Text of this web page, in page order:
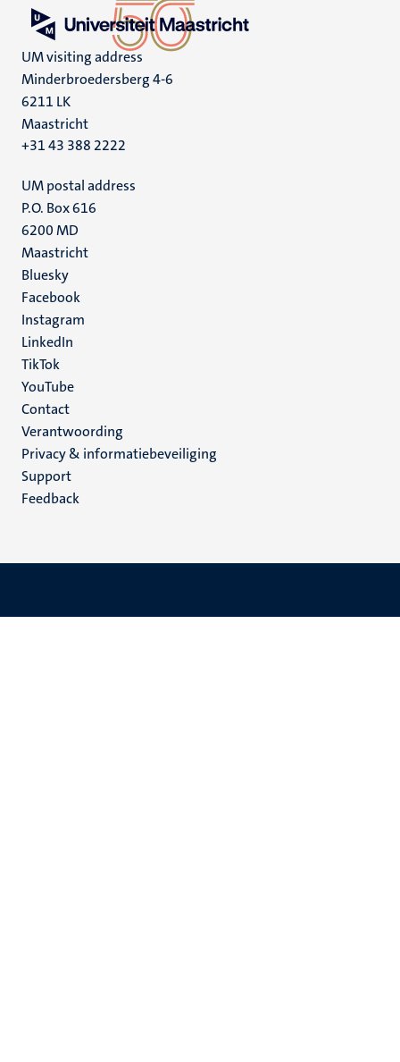
UM visiting address
Minderbroedersberg 4-6
6211 LK
Maastricht
+31 43 388 2222
UM postal address
P.O. Box 616
6200 MD
Maastricht
Social
media
Bluesky
Facebook
Instagram
LinkedIn
TikTok
YouTube
Menu
footer
(NL)
Contact
Verantwoording
Privacy & informatiebeveiliging
Support
Feedback